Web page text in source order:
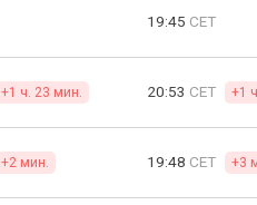
19:45 CET
+1 ч. 23 мин. 20:53 CET +1
+2 мин. 19:48 CET +3